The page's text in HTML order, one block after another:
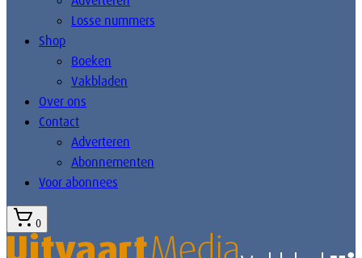
Losse nummers
Shop
Boeken
Vakbladen
Over ons
Contact
Adverteren
Abonnementen
Voor abonnees
0